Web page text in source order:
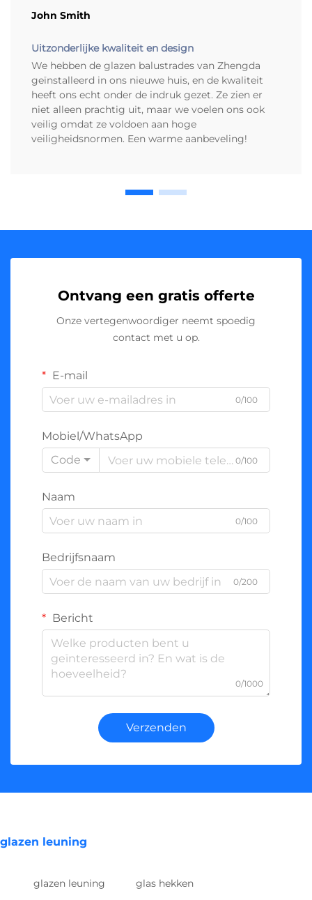
John Smith
Uitzonderlijke kwaliteit en design
We hebben de glazen balustrades van Zhengda
geïnstalleerd in ons nieuwe huis, en de kwaliteit
heeft ons echt onder de indruk gezet. Ze zien er
niet alleen prachtig uit, maar we voelen ons ook
veilig omdat ze voldoen aan hoge
veiligheidsnormen. Een warme aanbeveling!
Ontvang een gratis offerte
Onze vertegenwoordiger neemt spoedig
contact met u op.
E-mail
0/100
Mobiel/WhatsApp
Code
0/100
Naam
0/100
Bedrijfsnaam
0/200
Bericht
0/1000
Verzenden
glazen leuning
glazen leuning glas hekken